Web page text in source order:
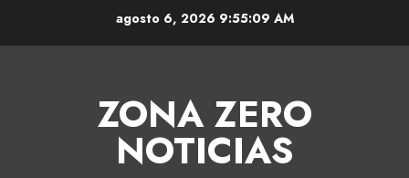
agosto 6, 2026 9:55:10 AM
ZONA ZERO
NOTICIAS